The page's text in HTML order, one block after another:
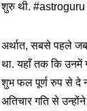
शुरु थी.
अर्थात, सबसे पहले
था. यहाँ तक कि उनमें
शुभ फल पूर्ण रुप से दे
अतिचार गति से